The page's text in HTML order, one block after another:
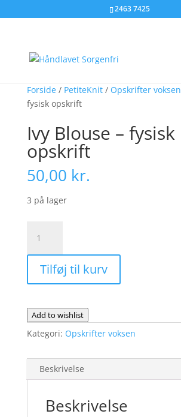
2463 7425
Forside/ PetiteKnit/ Opskrifter voksen
fysisk opskrift
Ivy Blouse – fysisk
opskrift
50,00 kr.
3 på lager
Blouse
-
fysisk
opskrift
Tilføj til kurv
Add to wishlist
Kategori: Opskrifter voksen
Beskrivelse
Beskrivelse